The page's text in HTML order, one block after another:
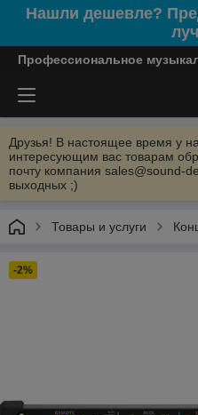
Нашли дешевле?
Профессиональное
Друзья! В настоящее время у
интересующим вас товарам
почту компания
выходных ;)
Товары и услуги
-2%